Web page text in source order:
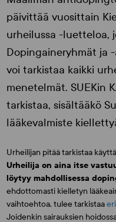
päivittää vuosittain
urheilussa -luetteloa,
Dopingaineryhmät ja
voi tarkistaa kaikki
menetelmät. SUEKin
tarkistaa, sisältääkö
lääkevalmiste
Urheilijan pitää tarkistaa
Urheilija on aina itse
löytyy mahdollisessa
ehdottomasti kielletyn
vaihtoehtoa, tulee tarkistaa
Joidenkin sairauksien